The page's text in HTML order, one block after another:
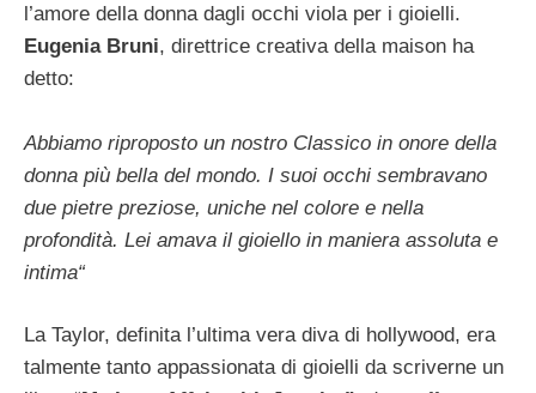
l’amore della donna dagli occhi viola per i gioielli.
Eugenia Bruni, direttrice creativa della maison ha
detto:
Abbiamo riproposto un nostro Classico in onore della
donna più bella del mondo. I suoi occhi sembravano
due pietre preziose, uniche nel colore e nella
profondità. Lei amava il gioiello in maniera assoluta e
intima“
La Taylor, definita l’ultima vera diva di hollywood, era
talmente tanto appassionata di gioielli da scriverne un